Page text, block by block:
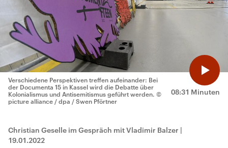
08:31 Minuten
Verschiedene Perspektiven treffen aufeinander: Bei
der Documenta 15 in Kassel wird die Debatte über
Kolonialismus und Antisemitismus geführt werden. ©
picture alliance / dpa / Swen Pförtner
Christian Geselle im Gespräch mit Vladimir Balzer |
19.01.2022